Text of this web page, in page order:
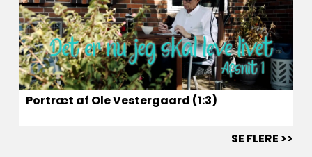
Portræt af Ole Vestergaard (1:3)
SE FLERE >>